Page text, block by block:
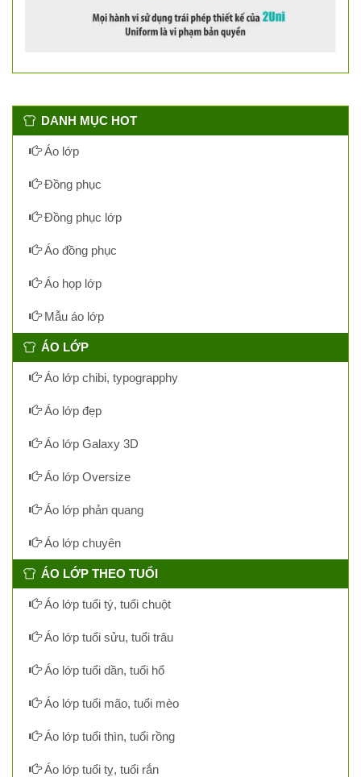
DANH MỤC HOT
Áo lớp
Đồng phục
Đồng phục lớp
Áo đồng phục
Áo họp lớp
Mẫu áo lớp
ÁO LỚP
Áo lớp chibi, typograpphy
Áo lớp đẹp
Áo lớp Galaxy 3D
Áo lớp Oversize
Áo lớp phản quang
Áo lớp chuyên
ÁO LỚP THEO TUỔI
Áo lớp tuổi tý, tuổi chuột
Áo lớp tuổi sửu, tuổi trâu
Áo lớp tuổi dần, tuổi hổ
Áo lớp tuổi mão, tuổi mèo
Áo lớp tuổi thìn, tuổi rồng
Áo lớp tuổi tỵ, tuổi rắn